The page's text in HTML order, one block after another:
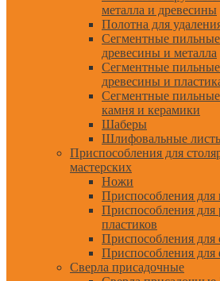
металла и древесины
Полотна для
Сегментные пильные
древесины и металла
Сегментные пильные
древесины и
Сегментные пильные
камня и керамики
Шаберы
Шлифовальные
Приспособления для
мастерских
Ножи
Приспособления для
Приспособления для
пластиков
Приспособления для
Приспособления для
Сверла присадочные